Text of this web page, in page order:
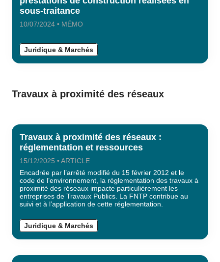
sous-traitance
10/07/2024 • MÉMO
Juridique & Marchés
Travaux à proximité des réseaux
Travaux à proximité des réseaux :
réglementation et ressources
15/12/2025 • ARTICLE
Encadrée par l’arrêté modifié du 15 février 2012 et le
code de l’environnement, la réglementation des travaux à
proximité des réseaux impacte particulièrement les
entreprises de Travaux Publics. La FNTP contribue au
suivi et à l’application de cette réglementation.
Juridique & Marchés